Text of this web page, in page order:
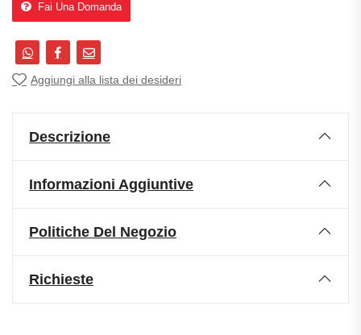
Fai Una Domanda
Aggiungi alla lista dei desideri
Descrizione
Informazioni Aggiuntive
Politiche Del Negozio
Richieste